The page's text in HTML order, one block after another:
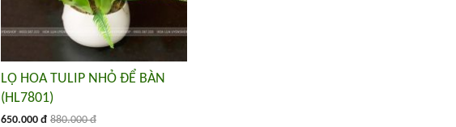
LỌ HOA TULIP NHỎ ĐỂ BÀN
(HL7801)
650.000 đ 880.000 đ